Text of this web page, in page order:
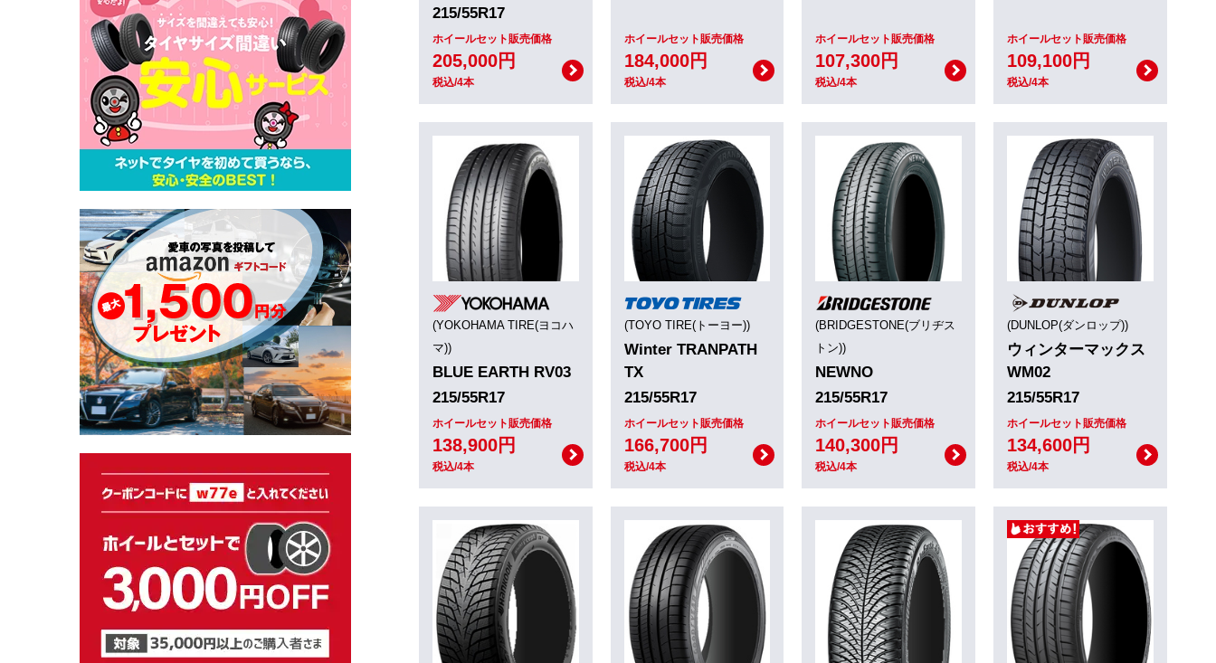
215/55R17
ホイールセット販売価格
205,000円
税込/4本
ホイールセット販売価格
184,000円
税込/4本
ホイールセット販売価格
107,300円
税込/4本
ホイールセット販売価格
109,100円
税込/4本
(YOKOHAMA TIRE(ヨコハ
マ))
BLUE EARTH RV03
215/55R17
ホイールセット販売価格
138,900円
税込/4本
(TOYO TIRE(トーヨー))
Winter TRANPATH
TX
215/55R17
ホイールセット販売価格
166,700円
税込/4本
(BRIDGESTONE(ブリヂス
トン))
NEWNO
215/55R17
ホイールセット販売価格
140,300円
税込/4本
(DUNLOP(ダンロップ))
ウィンターマックス
WM02
215/55R17
ホイールセット販売価格
134,600円
税込/4本